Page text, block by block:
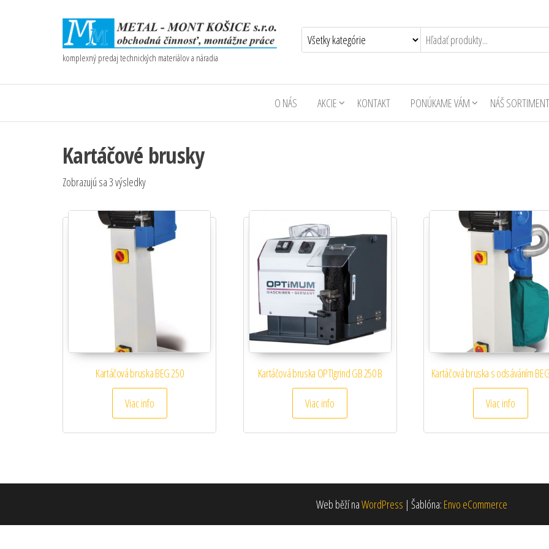
komplexný predaj technických materiálov a náradia
O NÁS AKCIE KONTAKT PONÚKAME VÁM NÁŠ SORTIMENT
Kartáčové brusky
Zobrazujú sa 3 výsledky
Kartáčová bruska BEG 250
Viac info
Kartáčová bruska OPTIgrind GB 250 B
Viac info
Kartáčová bruska s odsáváním
Viac info
Web běží naWordPress | Šablóna: Envo eCommerce